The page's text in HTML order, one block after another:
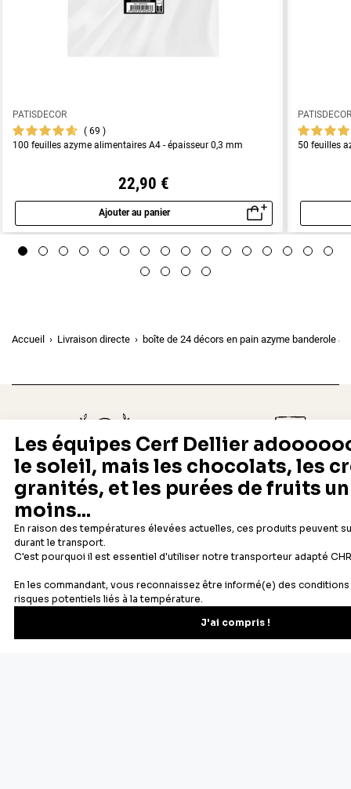
PATISDECOR
69
100 feuilles azyme alimentaires A4 - épaisseur 0,3 mm
22,90 €
Ajouter au panier
Aperçu rapide
50 feuilles
Accueil Livraison directe boîte de 24 décors en pain azyme banderole
Depuis 1932
Fabricant français reconnu
Livraison rapide 24/48h
Offerte dès 69 € en point
Newsletter
Recevez les recettes, astuces et offres spéciales.